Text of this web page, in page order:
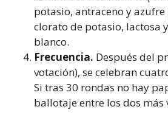
potasio, antraceno y
clorato de potasio, lactosa
blanco.
Frecuencia. Después del
votación), se celebran
Si tras 30 rondas no hay
ballotaje entre los dos más